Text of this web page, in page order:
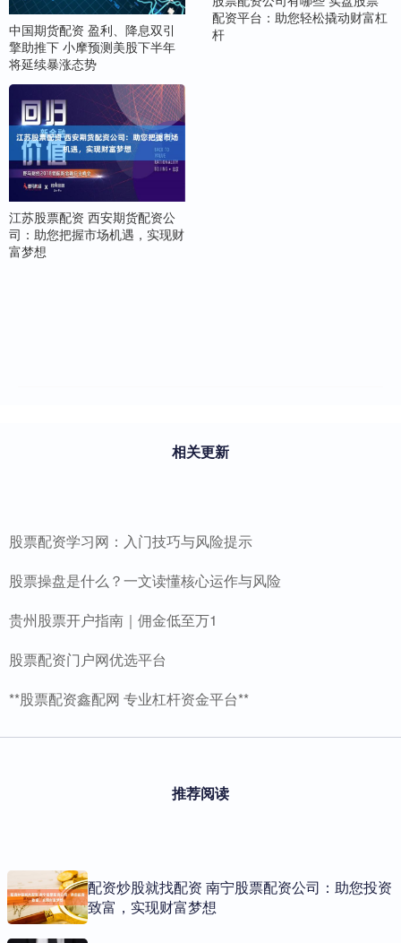
中国期货配资 盈利、降息双引
擎助推下 小摩预测美股下半年
将延续暴涨态势
配资平台：助您轻松撬动财富杠
杆
江苏股票配资 西安期货配资公
司：助您把握市场机遇，实现财
富梦想
相关更新
股票配资学习网：入门技巧与风险提示
股票操盘是什么？一文读懂核心运作与风险
贵州股票开户指南｜佣金低至万1
股票配资门户网优选平台
**股票配资鑫配网 专业杠杆资金平台**
推荐阅读
配资炒股就找配资 南宁股票配资公司：助您投资
致富，实现财富梦想